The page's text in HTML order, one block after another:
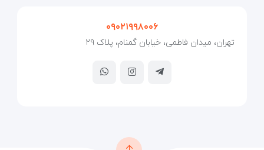
۰۹۰۲۱۹۹۸۰۰۶
تهران، میدان فاطمی، خیابان گمنام، پلاک ۲۹